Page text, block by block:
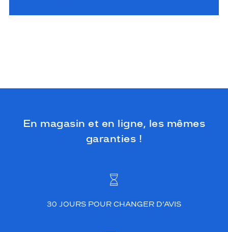
En magasin et en ligne, les mêmes
garanties !
30 JOURS POUR CHANGER D’AVIS